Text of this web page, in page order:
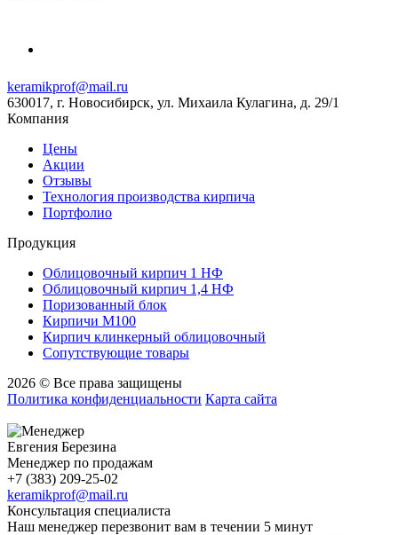
keramikprof@mail.ru
630017, г. Новосибирск, ул. Михаила Кулагина, д. 29/1
Компания
Цены
Акции
Отзывы
Технология производства кирпича
Портфолио
Продукция
Облицовочный кирпич 1 НФ
Облицовочный кирпич 1,4 НФ
Поризованный блок
Кирпичи М100
Кирпич клинкерный облицовочный
Сопутствующие товары
2026 © Все права защищены
Политика конфиденциальности Карта сайта
Евгения Березина
Менеджер по продажам
+7 (383) 209-25-02
keramikprof@mail.ru
Консультация специалиста
Наш менеджер перезвонит вам в течении 5 минут